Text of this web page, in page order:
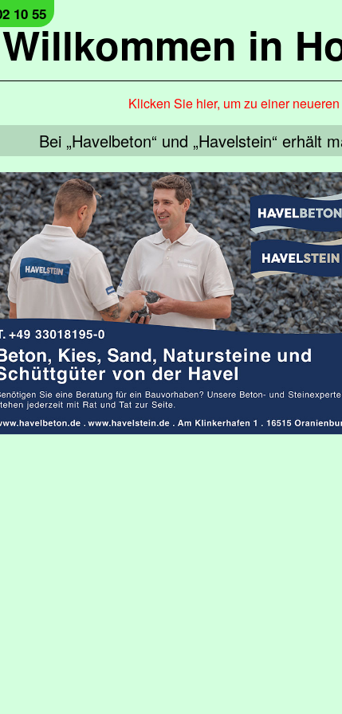
Willkommen in
10 55
Klicken Sie hier, um zu einer
Bei „Havelbeton“ und „Havelstein“